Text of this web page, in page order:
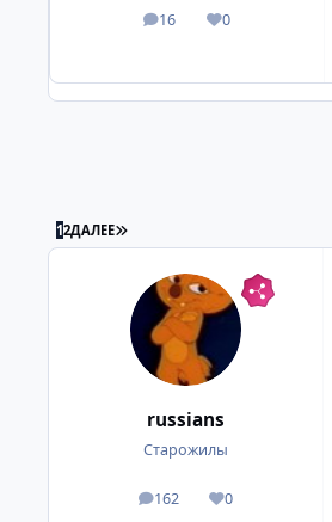
16
посты 0
Репутация
12ДАЛЕЕ ПОСЛЕДНЯЯ СТРАНИЦА
russians
Старожилы
162
посты 0
Репутация